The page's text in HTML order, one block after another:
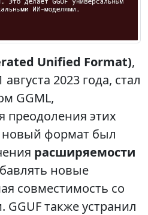
Unified Format),
2023 года, стал
GGML,
преодоления этих
новый формат был
расширяемости
новые
совместимость со
также устранил